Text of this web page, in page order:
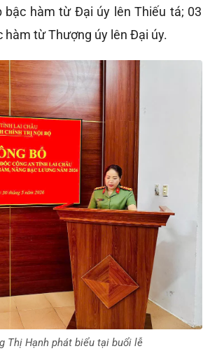
hàm từ Đại úy lên Thiếu tá; 03
từ Thượng úy lên Đại úy.
Thị Hạnh phát biểu tại buổi lễ